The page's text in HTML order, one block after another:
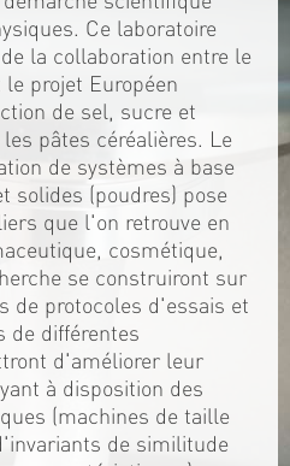
Ce laboratoire
la collaboration entre le
projet Européen
de sel, sucre et
pâtes céréalières. Le
de systèmes à base
solides (poudres) pose
que l'on retrouve en
cosmétique,
se construiront sur
de protocoles d'essais et
de différentes
d'améliorer leur
à disposition des
(machines de taille
de similitude